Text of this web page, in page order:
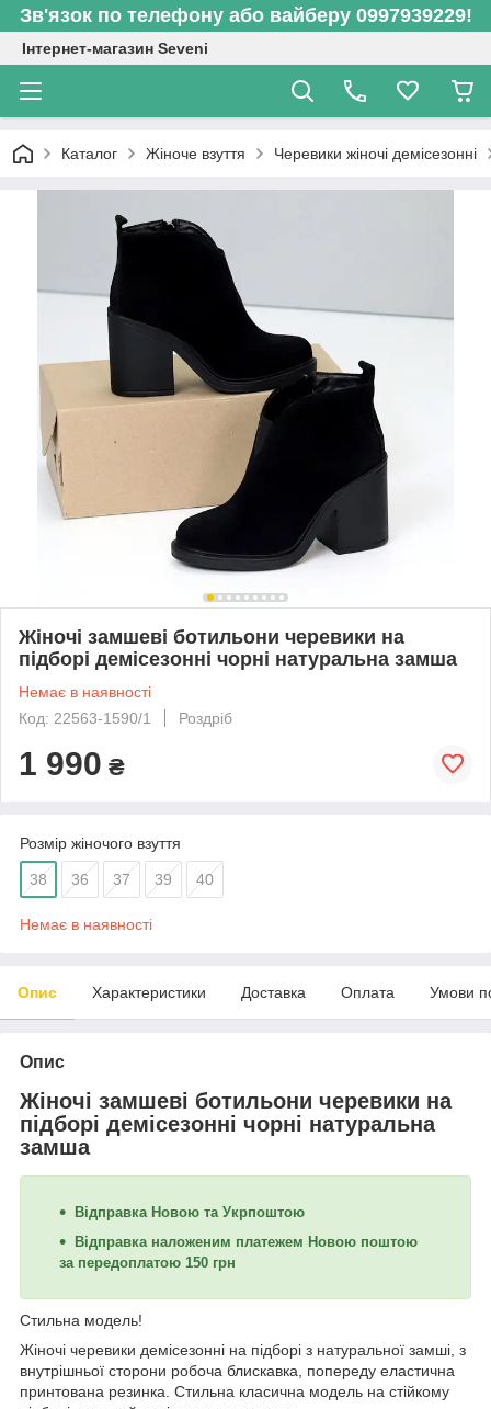
Зв'язок по телефону або вайберу 0997939229!
Інтернет-магазин Seveni
Каталог Жіноче взуття Черевики жіночі демісезонні
Жіночі замшеві ботильони черевики на
підборі демісезонні чорні натуральна замша
Немає в наявності
Код: 22563-1590/1
Роздріб
1 990 ₴
Розмір жіночого взуття
38 36 37 39 40
Немає в наявності
Опис Характеристики Доставка Оплата Умови
Опис
Жіночі замшеві ботильони черевики на
підборі демісезонні чорні натуральна
замша
Відправка Новою та Укрпоштою
Відправка наложеним платежем Новою поштою
за передоплатою 150 грн
Стильна модель!
Жіночі черевики демісезонні на підборі з натуральної замші, з
внутрішньої сторони робоча блискавка, попереду еластична
принтована резинка. Стильна класична модель на стійкому